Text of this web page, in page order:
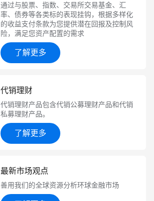
通过与股票、指数、交易所交易基金、汇
率、债券等各类标的表现挂钩，根据多样化
的收益支付条款为您提供潜在回报及控制风
险，满足您资产配置的需求
了解更多
代销理财
代销理财产品包含代销公募理财产品和代销
私募理财产品。
了解更多
最新市场观点
善用我们的全球资源分析环球金融市场